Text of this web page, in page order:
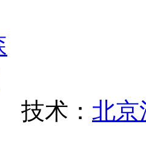
拨打德国
系方式确
15/25 N 6
格和技术参